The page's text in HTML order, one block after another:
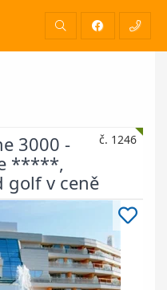
č. 1246
3000 -
*****,
golf v ceně